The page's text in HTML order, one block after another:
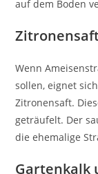
auf dem Boden
Wenn
sollen, eignet
Zitronensaft.
geträufelt. Der
die ehemalige
Gartenkalk